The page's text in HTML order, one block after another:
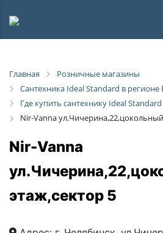
Главная
Розничные магазины
Сантехника Ideal Standard в
Где купить сантехнику Ideal
Nir-Vanna
Nir-Vanna
этаж,сектор 5